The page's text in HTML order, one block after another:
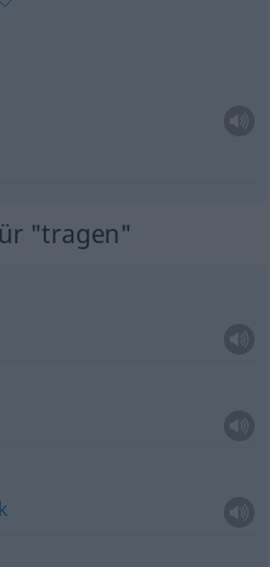
"tragen"